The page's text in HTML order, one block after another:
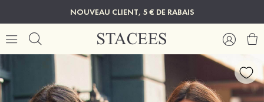
NOUVEAU CLIENT, 5 € DE RABAIS